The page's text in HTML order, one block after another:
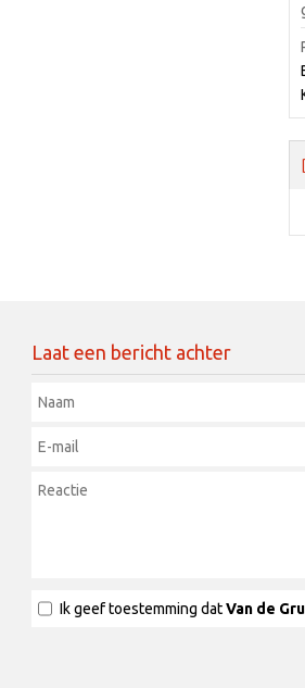
Laat een bericht achter
Ik geef toestemming datVan de